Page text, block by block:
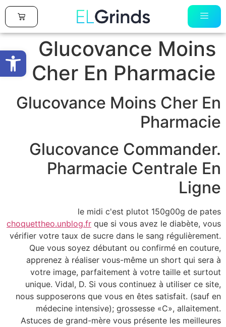
פתח
Glucovance Moins
Cher En Pharmacie
Glucovance Moins Cher En
Pharmacie
Glucovance Commander.
Pharmacie Centrale En
Ligne
le midi c'est plutot 150g00g de pates
choquettheo.unblog.fr que si vous avez le diabète, vous
vérifier votre taux de sucre dans le sang régulièrement.
Que vous soyez débutant ou confirmé en couture,
apprenez à réaliser vous-même un short qui sera à
votre image, parfaitement à votre taille et surtout
unique. Vidal, D. Si vous continuez à utiliser ce site,
nous supposerons que vous en êtes satisfait. (sauf en
médecine intensive); grossesse «C», allaitement.
Astuces de grand-mère vous présente les meilleures